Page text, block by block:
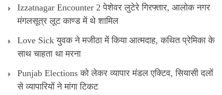
Izzatnagar Encounter 2 पेशेवर लुटेरे गिरफ्तार, आलोक नगर
मंगलसूत्र लूट काण्‍ड में थे शामिल
Love Sick युवक ने मजीठा में किया आत्मदाह, कथित प्रेमिका के
साथ चाहता था मरना
Punjab Elections को लेकर व्यापार मंडल एक्टिव, सियासी दलों
से व्यापारियों ने मांगा टिकट